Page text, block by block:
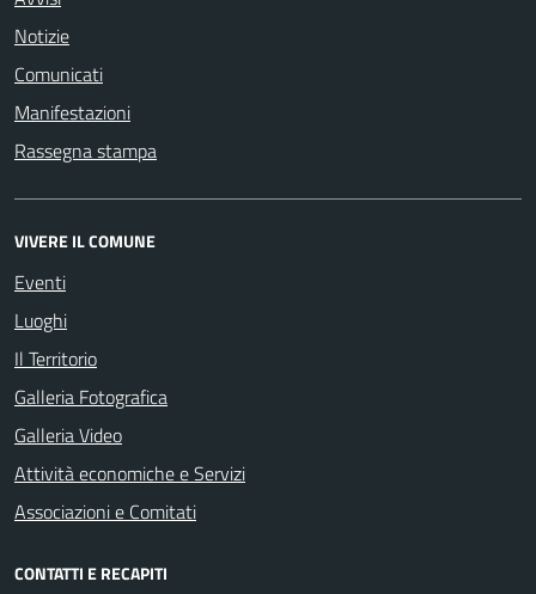
Notizie
Comunicati
Manifestazioni
Rassegna stampa
VIVERE IL COMUNE
Eventi
Luoghi
Il Territorio
Galleria Fotografica
Galleria Video
Attività economiche e Servizi
Associazioni e Comitati
CONTATTI E RECAPITI